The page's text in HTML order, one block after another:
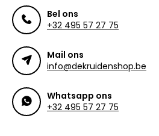
Bel ons
+32 495 57 27 75
Mail ons
info@dekruidenshop.be
Whatsapp ons
+32 495 57 27 75